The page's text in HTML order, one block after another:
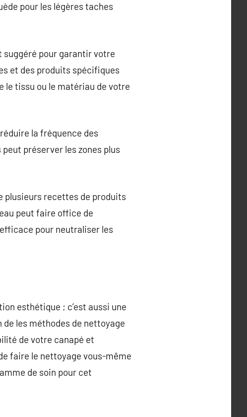
pour les légères taches
suggéré pour garantir votre
et des produits spécifiques
le tissu ou le matériau de votre
la fréquence des
préserver les zones plus
plusieurs recettes de produits
peut faire office de
pour neutraliser les
esthétique ; c’est aussi une
les méthodes de nettoyage
de votre canapé et
faire le nettoyage vous-même
de soin pour cet